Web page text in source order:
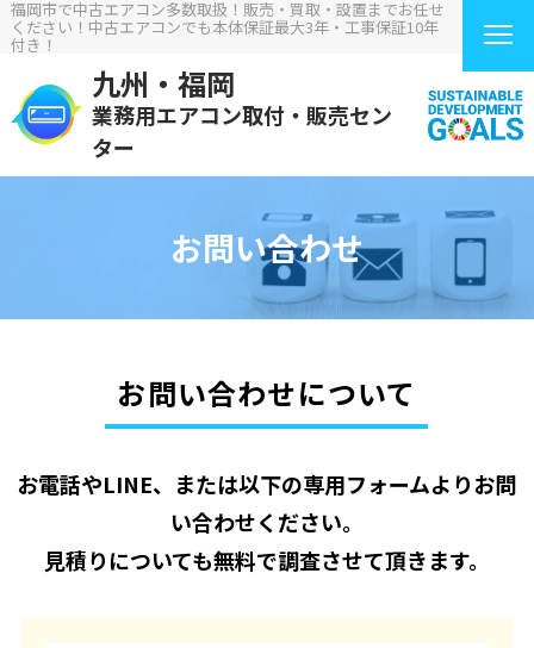
福岡市で中古エアコン多数取扱！販売・買取・設置までお任せ
ください！中古エアコンでも本体保証最大3年・工事保証10年
付き！
九州・福岡
業務用エアコン取付・販売セン
ター
お問い合わせ
お問い合わせについて
お電話やLINE、または以下の専用フォームよりお問
い合わせください。
見積りについても無料で調査させて頂きます。